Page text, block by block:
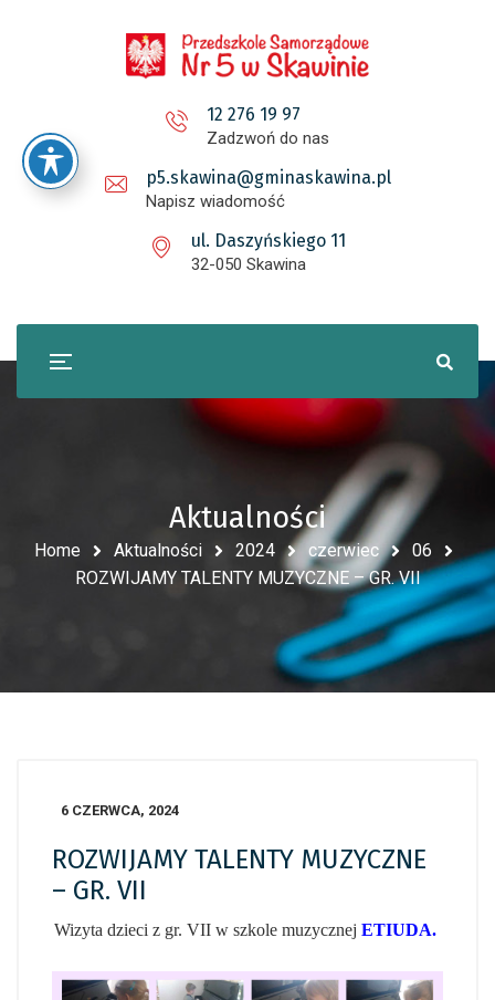
12 276 19 97
Zadzwoń do nas
p5.skawina@gminaskawina.pl
Napisz wiadomość
ul. Daszyńskiego 11
32-050 Skawina
Aktualności
Home Aktualności 2024 czerwiec
06
ROZWIJAMY TALENTY MUZYCZNE – GR. VII
6 CZERWCA, 2024
ROZWIJAMY TALENTY MUZYCZNE
– GR. VII
Wizyta dzieci z gr. VII w szkole muzycznej ETIUDA.